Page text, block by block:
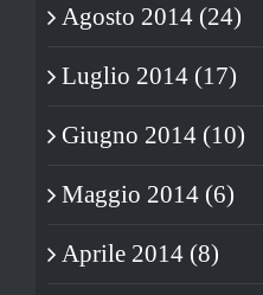
Agosto 2014 (24)
Luglio 2014 (17)
Giugno 2014 (10)
Maggio 2014 (6)
Aprile 2014 (8)